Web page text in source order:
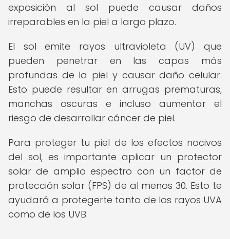
exposición al sol puede causar daños
irreparables en la piel a largo plazo.
El sol emite rayos ultravioleta (UV) que
pueden penetrar en las capas más
profundas de la piel y causar daño celular.
Esto puede resultar en arrugas prematuras,
manchas oscuras e incluso aumentar el
riesgo de desarrollar cáncer de piel.
Para proteger tu piel de los efectos nocivos
del sol, es importante aplicar un protector
solar de amplio espectro con un factor de
protección solar (FPS) de al menos 30. Esto te
ayudará a protegerte tanto de los rayos UVA
como de los UVB.